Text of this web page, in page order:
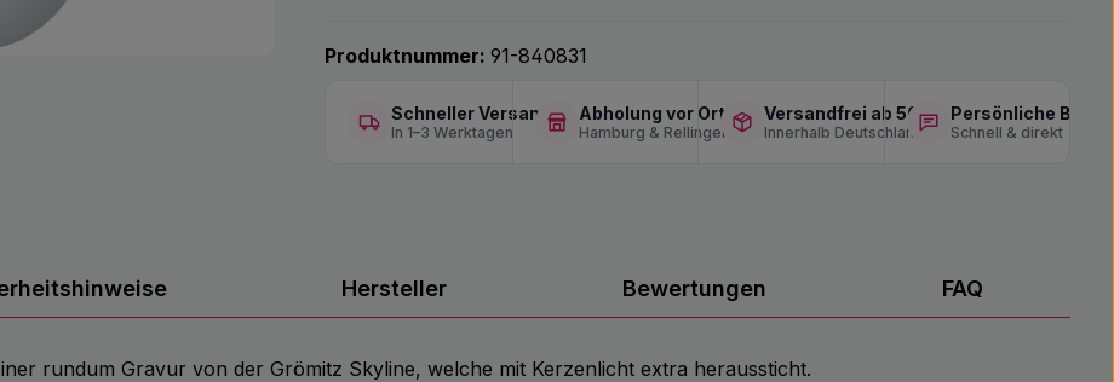
Produktnummer: 91-840831
Schneller Versand
In 1–3 Werktagen
Abholung vor Ort
Hamburg & Rellingen
Versandfrei ab 50 €
Innerhalb Deutschlands
Persönliche
Schnell & direkt
Hersteller Bewertungen FAQ
rundum Gravur von der Grömitz Skyline, welche mit Kerzenlicht extra heraussticht.